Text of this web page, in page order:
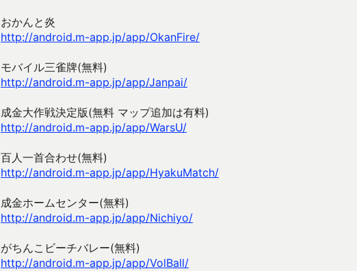
おかんと炎
http://android.m-app.jp/app/OkanFire/
モバイル三雀牌(無料)
http://android.m-app.jp/app/Janpai/
成金大作戦決定版(無料 マップ追加は有料)
http://android.m-app.jp/app/WarsU/
百人一首合わせ(無料)
http://android.m-app.jp/app/HyakuMatch/
成金ホームセンター(無料)
http://android.m-app.jp/app/Nichiyo/
がちんこビーチバレー(無料)
http://android.m-app.jp/app/VolBall/